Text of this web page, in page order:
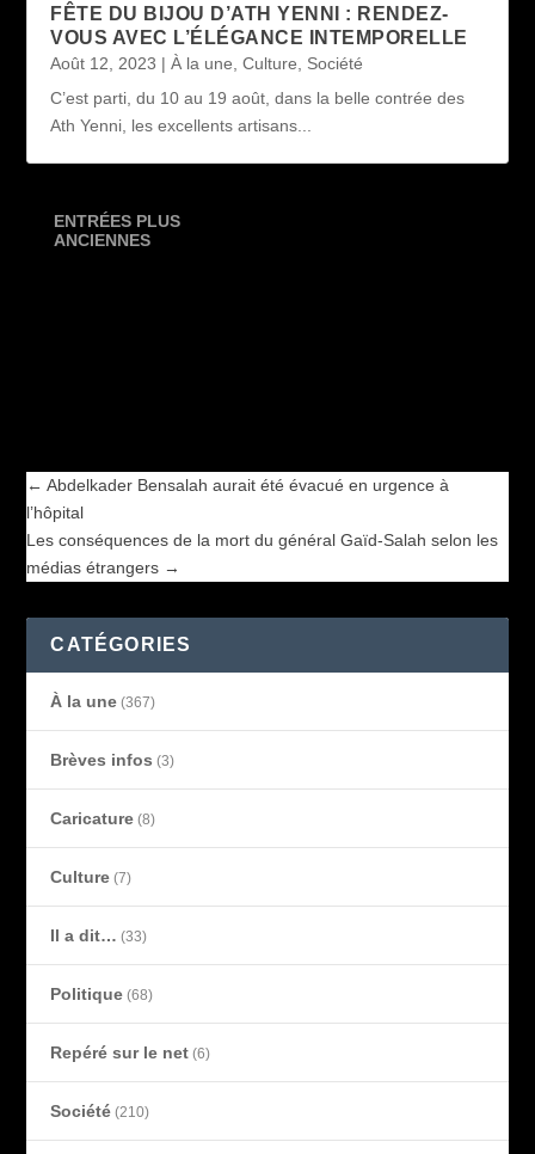
FÊTE DU BIJOU D’ATH YENNI : RENDEZ-
VOUS AVEC L’ÉLÉGANCE INTEMPORELLE
Août 12, 2023 |À la une ,Culture
Société
C’est parti, du 10 au 19 août, dans la belle contrée des
Ath Yenni, les excellents artisans...
ENTRÉES PLUS
ANCIENNES
←Abdelkader Bensalah aurait été évacué en urgence à
l’hôpital
Les conséquences de la mort du général Gaïd-Salah selon les
médias étrangers →
CATÉGORIES
À la une (367)
Brèves infos (3)
Caricature (8)
Culture (7)
Il a dit… (33)
Politique (68)
Repéré sur le net (6)
Société (210)